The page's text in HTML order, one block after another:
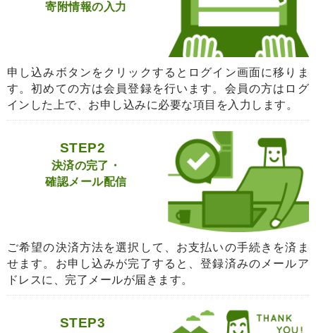
寄附情報の入力
申し込みボタンをクリックするとログイン画面に移りま
す。初めての方は会員登録を行います。会員の方はログ
インした上で、お申し込みに必要な項目を入力します。
STEP2
決済の完了・
確認メール配信
ご希望の決済方法を選択して、お支払いの手続きを済ま
せます。お申し込みが完了すると、登録済みのメールア
ドレスに、完了メールが届きます。
STEP3